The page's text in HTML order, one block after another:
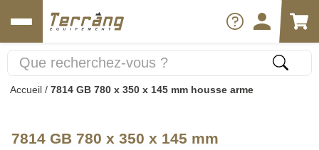
Accueil / 7814 GB 780 x 350 x 145 mm housse arme
7814 GB 780 x 350 x 145 mm